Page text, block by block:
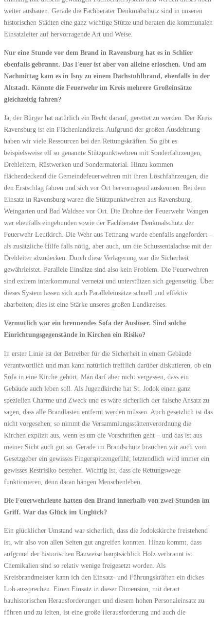
weiter ausbauen. Gerade die Fachberater Denkmalschutz sind in unseren
historischen Städten eine ganz wichtige Stütze und beraten die kommunalen
Einsatzleiter auf hervorragende Art und Weise.
Nur eine Stunde vor dem Brand in Ravensburg hat es in Schlier
ebenfalls gebrannt. Das Feuer ist aber von alleine erloschen. Und am
Nachmittag kam es in Isny zu einem Dachstuhlbrand, ebenfalls in der
Altstadt. Könnte die Feuerwehr im Kreis mehrere Großeinsätze
gleichzeitig fahren?
Ja, der Bürger hat natürlich ein Recht darauf, gerettet zu werden. Der Kreis
Ravensburg ist ein Flächenlandkreis. Aufgrund der großen Ausdehnung
haben wir viele Ressourcen bei den Rettungskräften. So gibt es
beispielsweise elf so genannte Stützpunktwehren mit Sonderfahrzeugen,
Drehleitern, Rüstwerken und Sondermaterial. Hinzu kommen
flächendeckend die Gemeindefeuerwehren mit ihren Löschfahrzeugen, die
den Erstschlag fahren und sich vor Ort hervorragend auskennen. Bei dem
Einsatz in Ravensburg waren die Stützpunktwehren aus Ravensburg,
Weingarten und Bad Waldsee vor Ort. Die Drohne der Feuerwehr Wangen
war ebenfalls eingebunden sowie der Fachberater Denkmalschutz der
Feuerwehr Leutkirch. Die Wehr aus Tettnang wurde ebenfalls angefordert –
als zusätzliche Hilfe falls nötig, aber auch, um die Schussentalachse mit der
Drehleiter abzudecken. Durch diese Verlagerung war die Sicherheit
gewährleistet. Parallele Einsätze sind also kein Problem. Die Feuerwehren
sind extrem interkommunal vernetzt und unterstützen sich gegenseitig. Über
dieses System lassen sich auch Paralleleinsätze schnell und effektiv
abarbeiten; dies ist eine Stärke unseres großen Landkreises.
Vermutlich war ein brennendes Sofa der Auslöser. Sind solche
Einrichtungsgegenstände in Kirchen ein Risiko?
In erster Linie ist der Betreiber für die Sicherheit in einem Gebäude
verantwortlich und man kann natürlich trefflich darüber diskutieren, ob ein
Sofa in eine Kirche gehört. Man darf aber nicht vergessen, dass ein
Gebäude auch leben soll. Als Jugendkirche hat St. Jodok einen ganz
speziellen Charme und Zweck und es wäre sicherlich der falsche Ansatz zu
sagen, dass alle Brandlasten entfernt werden müssen. Auch gesetzlich ist das
nicht vorgesehen; so nimmt die Versammlungsstättenverordnung die
Kirchen explizit aus, wenn es um die Vorschriften geht – und das ist aus
meiner Sicht auch gut so. Gerade im Brandschutz brauchen wir auch vom
Gesetzgeber ein gewisses Fingerspitzengefühl; letztendlich wird immer ein
gewisses Restrisiko bestehen. Wichtig ist, dass die Rettungswege
funktionieren, denn daran hängen Menschenleben.
Die Feuerwehrleute hatten den Brand innerhalb von zwei Stunden im
Griff. War das Glück im Unglück?
Ein glücklicher Umstand war sicherlich, dass die Jodokskirche freistehend
ist, wir also von allen Seiten gut angreifen konnten. Hinzu kommt, dass
aufgrund der historischen Bauweise hauptsächlich Holz verbrannt ist.
Chemikalien sind so relativ wenige freigesetzt worden. Als
Kreisbrandmeister kann ich den Einsatz- und Führungskräften ein dickes
Lob aussprechen. Einen Einsatz in dieser Dimension, mit derart
bauhistorischen Herausforderungen und diesem hohen Personaleinsatz zu
führen und zu leiten, ist eine große Herausforderung und auch die